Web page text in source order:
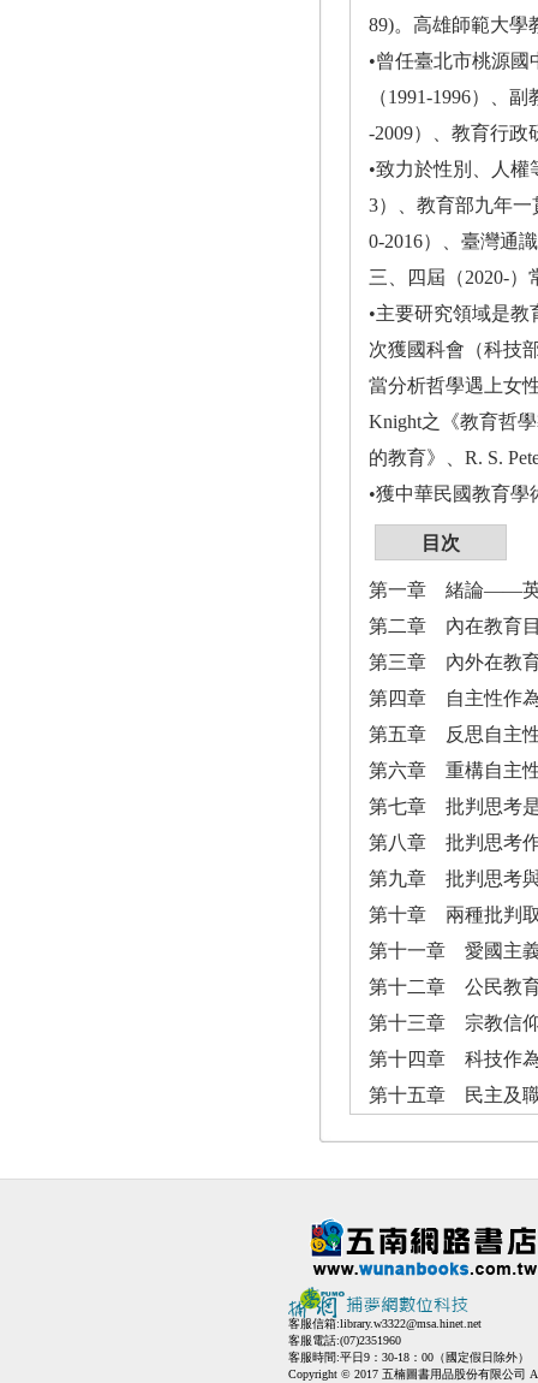
89)。高雄師範大學
•曾任臺北市桃源
（1991-1996）、
-2009）、教育行政
•致力於性別、人
3）、教育部九年一
0-2016）、臺灣通
三、四屆（2020-）
•主要研究領域是
次獲國科會（科技
當分析哲學遇上女
Knight之《教育哲
的教育》、R. S.
•獲中華民國教育學
目次
第一章 緒論——英
第二章 內在教育
第三章 內外在教
第四章 自主性作
第五章 反思自主
第六章 重構自主
第七章 批判思考
第八章 批判思考
第九章 批判思考
第十章 兩種批判
第十一章 愛國主義
第十二章 公民教
第十三章 宗教信
第十四章 科技作
第十五章 民主及
客服信箱:library.w3322@msa.hinet.net
客服電話:(07)2351960
客服時間:平日9：30-18：00（國定假日除外）
Copyright © 2017 五楠圖書用品股份有限公司